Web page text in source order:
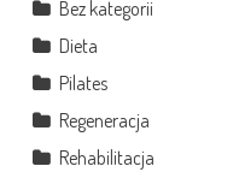
Bez kategorii
Dieta
Pilates
Regeneracja
Rehabilitacja